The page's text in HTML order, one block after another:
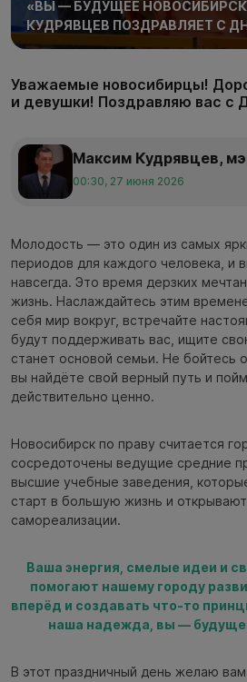
«ВЫ — БУДУЩЕЕ
КУДРЯВЦЕВ ПОЗДРАВЛЯЕТ С
Уважаемые новосибирцы!
и девушки! Поздравляю вас с
Максим Кудрявцев,
00:30, 27 июня 2026
Молодость — это один из самых
периодов для каждого человека, и
навсегда. Это время дерзких
жизнь. Наслаждайтесь этим
себя мир вокруг, встречайте
будут поддерживать вас, ищите
станет основой семьи. Не бойтесь
вы найдёте свой верный путь и
действительно ценно.
Новосибирск по праву считается
сосредоточены ведущие средние
высшие учебные заведения,
старт в большую жизнь и
самореализации.
Ваша энергия, смелые идеи и
помогают нашему городу
вперёд и создавать что-то
наша надежда, вы —
В этот праздничный день желаю